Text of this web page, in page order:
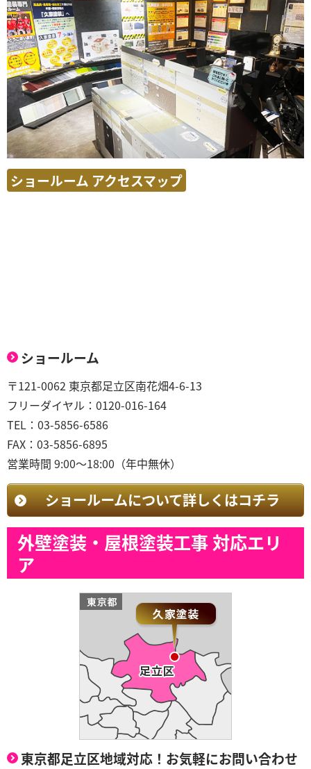
ショールーム アクセスマップ
ショールーム
〒121-0062 東京都足立区南花畑4-6-13
フリーダイヤル：0120-016-164
TEL：03-5856-6586
FAX：03-5856-6895
営業時間 9:00～18:00（年中無休）
ショールームについて詳しくはコチラ
外壁塗装・屋根塗装工事 対応エリ
ア
東京都足立区地域対応！お気軽にお問い合わせ